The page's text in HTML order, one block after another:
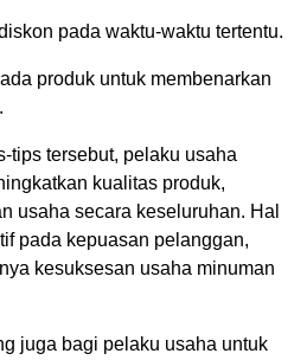
pada waktu-waktu tertentu.
produk untuk membenarkan
tips tersebut, pelaku usaha
kualitas produk,
usaha secara keseluruhan. Hal
pada kepuasan pelanggan,
kesuksesan usaha minuman
juga bagi pelaku usaha untuk